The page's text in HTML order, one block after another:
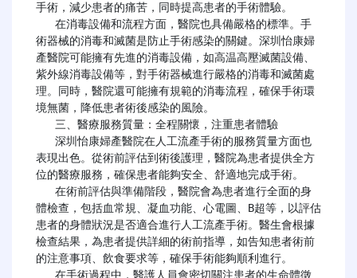
手術，減少患者的痛苦，同時提高患者的手術體驗。
術器械的消毒和滅菌是防止手術感染的關鍵。深圳怡康婦
產醫院可能擁有先進的消毒設備，如高温高壓滅菌設備、
紫外線消毒設備等，對手術器械進行嚴格的消毒和滅菌處
理。同時，醫院還可能擁有規範的消毒流程，確保手術環
境無菌，降低患者術後感染的風險。
表現出色。從術前評估到術後護理，醫院為患者提供全方
位的醫療服務，確保患者能夠安全、舒適地完成手術。
體檢查，包括血常規、凝血功能、心電圖、B超等，以評估
患者的身體狀況是否適合進行人工流產手術。醫生會根據
檢查結果，為患者提供詳細的術前指導，如告知患者術前
的注意事項、飲食要求等，確保手術能夠順利進行。